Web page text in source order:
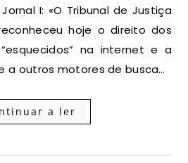
I: «O Tribunal de Justiça
hoje o direito dos
na internet e a
a outros motores de busca…
a ler